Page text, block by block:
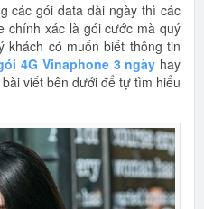
các gói data dài ngày thì các
chính xác là gói cước mà quý
khách có muốn biết thông tin
4G Vinaphone 3 ngày hay
viết bên dưới để tự tìm hiểu